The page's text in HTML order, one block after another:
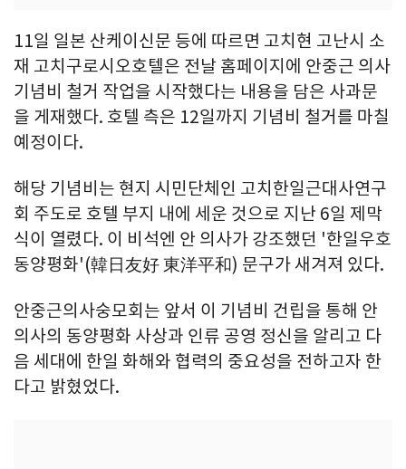
11일 일본 산케이신문 등에 따르면 고치현 고난시 소
재 고치구로시오호텔은 전날 홈페이지에 안중근 의사
기념비 철거 작업을 시작했다는 내용을 담은 사과문
을 게재했다. 호텔 측은 12일까지 기념비 철거를 마칠
예정이다.
해당 기념비는 현지 시민단체인 고치한일근대사연구
회 주도로 호텔 부지 내에 세운 것으로 지난 6일 제막
식이 열렸다. 이 비석엔 안 의사가 강조했던 '한일우호
동양평화'(韓日友好 東洋平和) 문구가 새겨져 있다.
안중근의사숭모회는 앞서 이 기념비 건립을 통해 안
의사의 동양평화 사상과 인류 공영 정신을 알리고 다
음 세대에 한일 화해와 협력의 중요성을 전하고자 한
다고 밝혔었다.